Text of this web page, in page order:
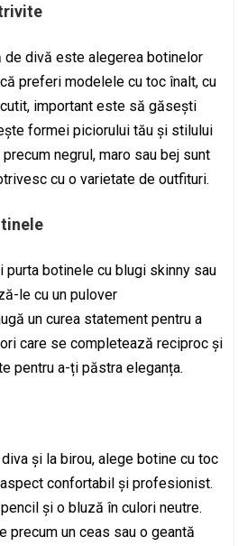
de divă este alegerea botinelor
preferi modelele cu toc înalt, cu
important este să găsești
formei piciorului tău și stilului
negrul, maro sau bej sunt
cu o varietate de outfituri.
purta botinele cu blugi skinny sau
le cu un pulover
un curea statement pentru a
care se completează reciproc și
pentru a-ți păstra eleganța.
și la birou, alege botine cu toc
confortabil și profesionist.
și o bluză în culori neutre.
precum un ceas sau o geantă